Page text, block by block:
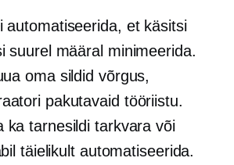
automatiseerida, et käsitsi
suurel määral minimeerida.
oma sildid võrgus,
pakutavaid tööriistu.
ka tarnesildi tarkvara või
täielikult automatiseerida.